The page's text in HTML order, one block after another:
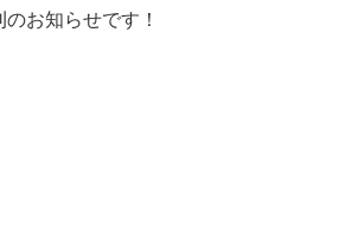
お知らせです！